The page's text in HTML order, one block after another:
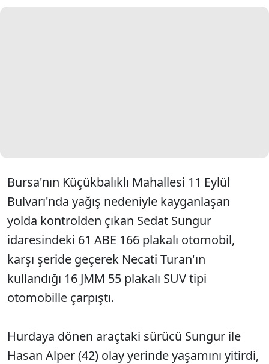
Bursa'nın Küçükbalıklı Mahallesi 11 Eylül
Bulvarı'nda yağış nedeniyle kayganlaşan
yolda kontrolden çıkan Sedat Sungur
idaresindeki 61 ABE 166 plakalı otomobil,
karşı şeride geçerek Necati Turan'ın
kullandığı 16 JMM 55 plakalı SUV tipi
otomobille çarpıştı.
Hurdaya dönen araçtaki sürücü Sungur ile
Hasan Alper (42) olay yerinde yaşamını yitirdi,